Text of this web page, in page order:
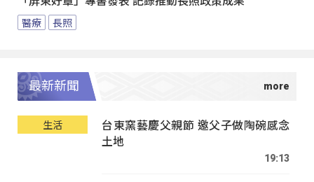
醫療 長照
最新新聞
生活
台東窯藝慶父親節 邀父子做陶碗感念
土地
19:13